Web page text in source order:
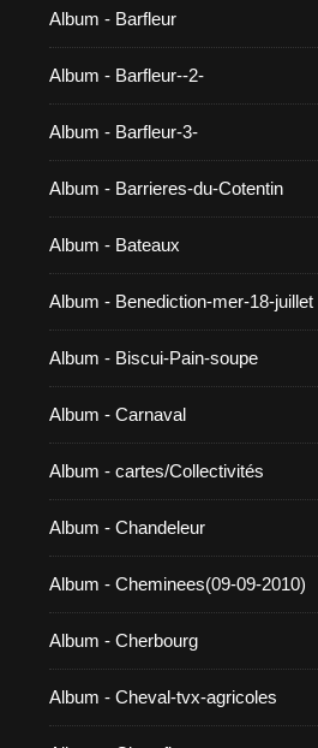
Album - Barfleur
Album - Barfleur--2-
Album - Barfleur-3-
Album - Barrieres-du-Cotentin
Album - Bateaux
Album - Benediction-mer-18-juillet
Album - Biscui-Pain-soupe
Album - Carnaval
Album - cartes/Collectivités
Album - Chandeleur
Album - Cheminees(09-09-2010)
Album - Cherbourg
Album - Cheval-tvx-agricoles